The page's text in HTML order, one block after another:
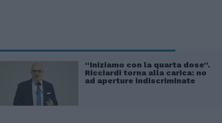
“Iniziamo con la quarta dose”.
Ricciardi torna alla carica: no
ad aperture indiscriminate